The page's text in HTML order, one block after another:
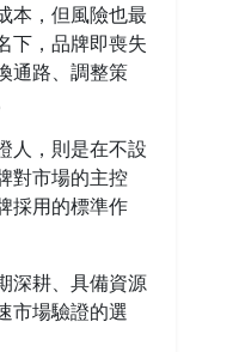
本，但風險也最
下，品牌即喪失
通路、調整策
，則是在不設
對市場的主控
採用的標準作
深耕、具備資源
市場驗證的選